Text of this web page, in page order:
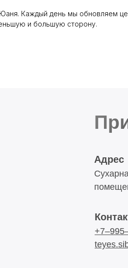
Каждый день мы обновляем
и большую сторону.
Адрес